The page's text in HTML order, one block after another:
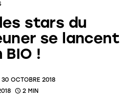
stars du
se lancent
!
30 OCTOBRE 2018
2 MIN